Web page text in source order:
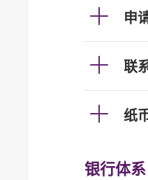
申
联
纸
银行体系